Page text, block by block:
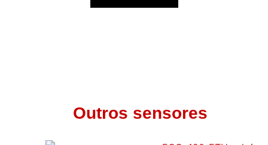
Outros sensores